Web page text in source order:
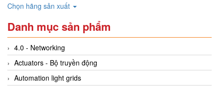
Chọn hãng sản xuất
Danh mục sản phẩm
4.0 - Networking
Actuators - Bộ truyền động
Automation light grids